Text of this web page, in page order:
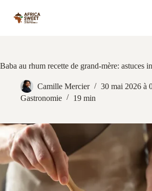
contenu
Baba au rhum recette de grand-mère: astuces
Camille Mercier
30 mai 2026 à
Gastronomie
19 min